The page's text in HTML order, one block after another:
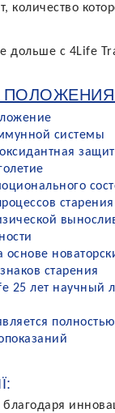
дольше с 4Life
системы
старения
старения
25 лет научный
благодаря